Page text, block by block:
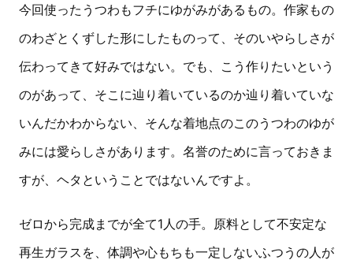
今回使ったうつわもフチにゆがみがあるもの。作家もの
のわざとくずした形にしたものって、そのいやらしさが
伝わってきて好みではない。でも、こう作りたいという
のがあって、そこに辿り着いているのか辿り着いていな
いんだかわからない、そんな着地点のこのうつわのゆが
みには愛らしさがあります。名誉のために言っておきま
すが、ヘタということではないんですよ。
ゼロから完成までが全て1人の手。原料として不安定な
再生ガラスを、体調や心もちも一定しないふつうの人が